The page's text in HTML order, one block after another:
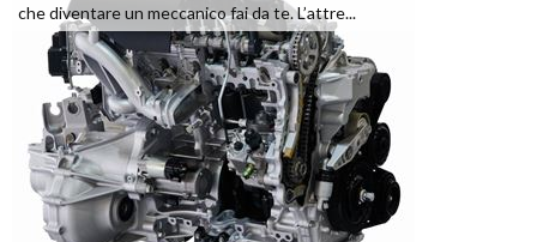
che diventare un meccanico fai da te. L’attre...